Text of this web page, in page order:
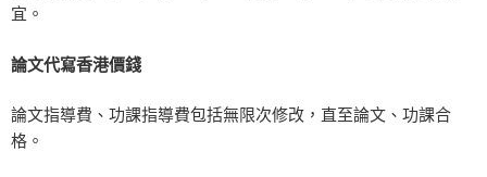
宜。
論文代寫香港價錢
論文指導費、功課指導費包括無限次修改，直至論文、功課合
格。